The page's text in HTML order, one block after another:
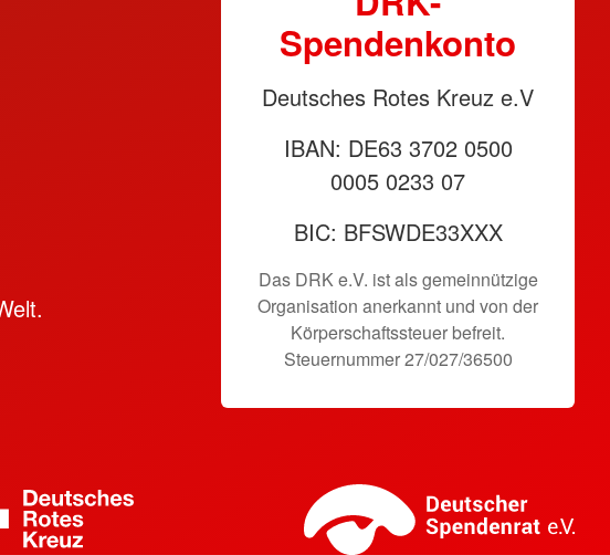
Spendenkonto
Deutsches Rotes Kreuz e.V
IBAN: DE63 3702 0500
0005 0233 07
BIC: BFSWDE33XXX
Das DRK e.V. ist als gemeinnützige
Organisation anerkannt und von der
Körperschaftssteuer befreit.
Steuernummer 27/027/36500